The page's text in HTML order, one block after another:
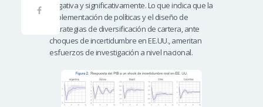
negativa y significativamente. Lo que indica que la
implementación de políticas y el diseño de
estrategias de diversificación de cartera, ante
choques de incertidumbre en EE.UU., ameritan
esfuerzos de investigación a nivel nacional.